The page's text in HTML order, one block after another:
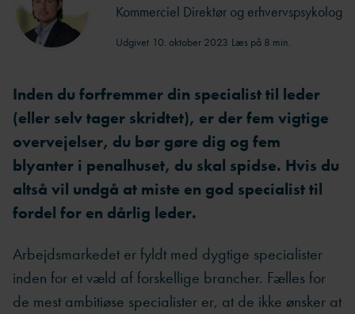
Kommerciel Direktør og erhvervspsykolog
Udgivet 10. oktober 2023 Læs på 8 min.
Inden du forfremmer din specialist til leder
(eller selv tager skridtet), er der fem vigtige
overvejelser, du bør gøre dig og fem
blyanter i penalhuset, du skal spidse. Hvis du
altså vil undgå at miste en god specialist til
fordel for en dårlig leder.
Arbejdsmarkedet er fyldt med dygtige specialister
inden for et væld af forskellige brancher. Fælles for
de mest ambitiøse specialister er, at de ikke ønsker at